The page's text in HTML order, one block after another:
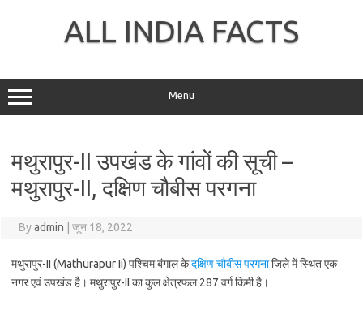
ALL INDIA FACTS
Menu
मथुरापुर-II उपखंड के गांवों की सूची –
मथुरापुर-II, दक्षिण चौबीस परगना
Byadmin जून 18, 2022
मथुरापुर-II (Mathurapur Ii) पश्चिम बंगाल केदक्षिण चौबीस परगनाजिले में स्थित एक
नगर एवं उपखंड है। मथुरापुर-II का कुल क्षेत्रफल 287 वर्ग किमी है।